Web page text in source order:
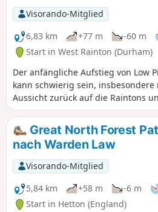
Visorando-Mitglied
6,83 km
+77 m -60 m
Start in West Rainton (Durham)
Der anfängliche Aufstieg von Low
kann schwierig sein, insbesondere
Aussicht zurück auf die Raintons
ist atemberaubend. Die zweite
über Fuß- und Radwege durch
endet im Hetton Lyons Country
Great North Forest
nach Warden Law
Visorando-Mitglied
5,84 km
+58 m -6 m
Start in Hetton (England)